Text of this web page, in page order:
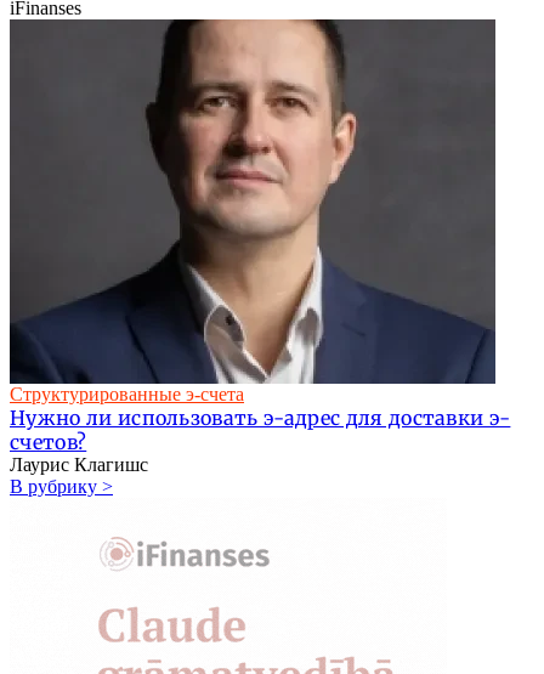
iFinanses
Структурированные э-счета
Нужно ли использовать э-адрес для доставки э-
счетов?
Лаурис Клагишс
В рубрику >